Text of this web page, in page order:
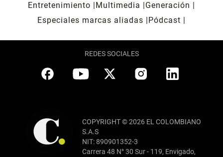
Entretenimiento
Multimedia
Generación
Especiales marcas aliadas
Pódcast
REDES SOCIALES
COPYRIGHT © 2026 EL COLOMBIANO
S.A.S
NIT: 890901352-3
Carrera 48 N° 30 Sur - 119, Envigado,